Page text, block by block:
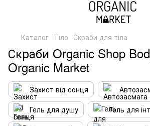
Каталог Тіло Скраби для тіла
Скраби Organic Shop
Organic Market
Захист від сонця
Гель для душу
Гель для